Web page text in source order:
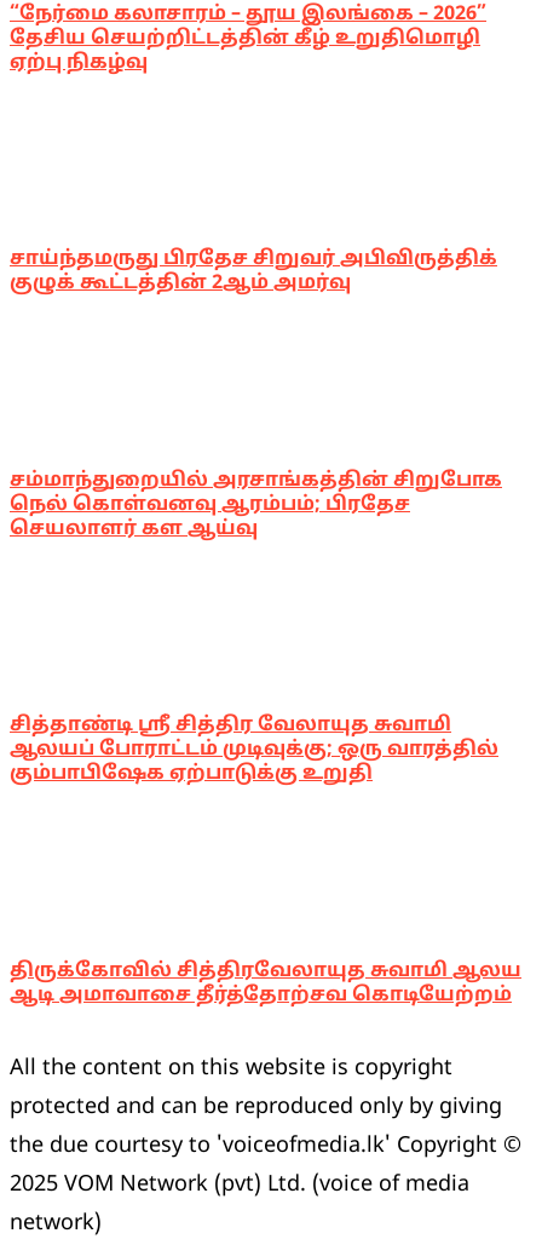
“நேர்மை கலாசாரம் – தூய இலங்கை – 2026”
தேசிய செயற்றிட்டத்தின் கீழ் உறுதிமொழி
ஏற்பு நிகழ்வு
சாய்ந்தமருது பிரதேச சிறுவர் அபிவிருத்திக்
குழுக் கூட்டத்தின் 2ஆம் அமர்வு
சம்மாந்துறையில் அரசாங்கத்தின் சிறுபோக
நெல் கொள்வனவு ஆரம்பம்; பிரதேச
செயலாளர் கள ஆய்வு
சித்தாண்டி ஸ்ரீ சித்திர வேலாயுத சுவாமி
ஆலயப் போராட்டம் முடிவுக்கு; ஒரு வாரத்தில்
கும்பாபிஷேக ஏற்பாடுக்கு உறுதி
திருக்கோவில் சித்திரவேலாயுத சுவாமி ஆலய
ஆடி அமாவாசை தீர்த்தோற்சவ கொடியேற்றம்
All the content on this website is copyright
protected and can be reproduced only by giving
the due courtesy to 'voiceofmedia.lk' Copyright ©
2025 VOM Network (pvt) Ltd. (voice of media
network)